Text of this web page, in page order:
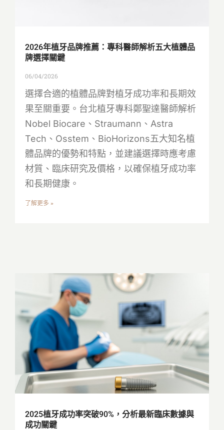
2026年植牙品牌推薦：專科醫師解析五大植體品
牌選擇關鍵
06/04/2026
選擇合適的植體品牌對植牙成功率和長期效
果至關重要。台北植牙專科鄭聖達醫師解析
Nobel Biocare、Straumann、Astra
Tech、Osstem、BioHorizons五大知名植
體品牌的優勢和特點，並建議選擇時應考慮
材質、臨床研究及價格，以確保植牙成功率
和長期健康。
了解更多 »
2025植牙成功率突破90%，分析最新臨床數據與
成功關鍵